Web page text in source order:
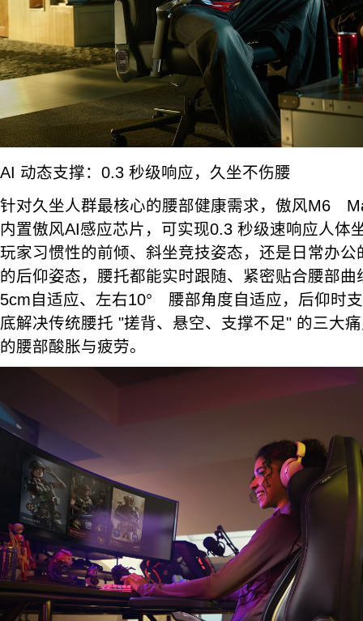
AI 动态支撑：0.3 秒级响应，久坐不伤腰
针对久坐人群最核心的腰部健康需求，傲风M6
内置傲风AI感应芯片，可实现0.3 秒级速响应人
玩家习惯性的前倾、斜坐竞技姿态，还是日常办
的后仰姿态，腰托都能实时跟随、紧密贴合腰部
5cm自适应、左右10° 腰部角度自适应，后仰时
底解决传统腰托 "搓背、悬空、支撑不足" 的三大
的腰部酸胀与疲劳。